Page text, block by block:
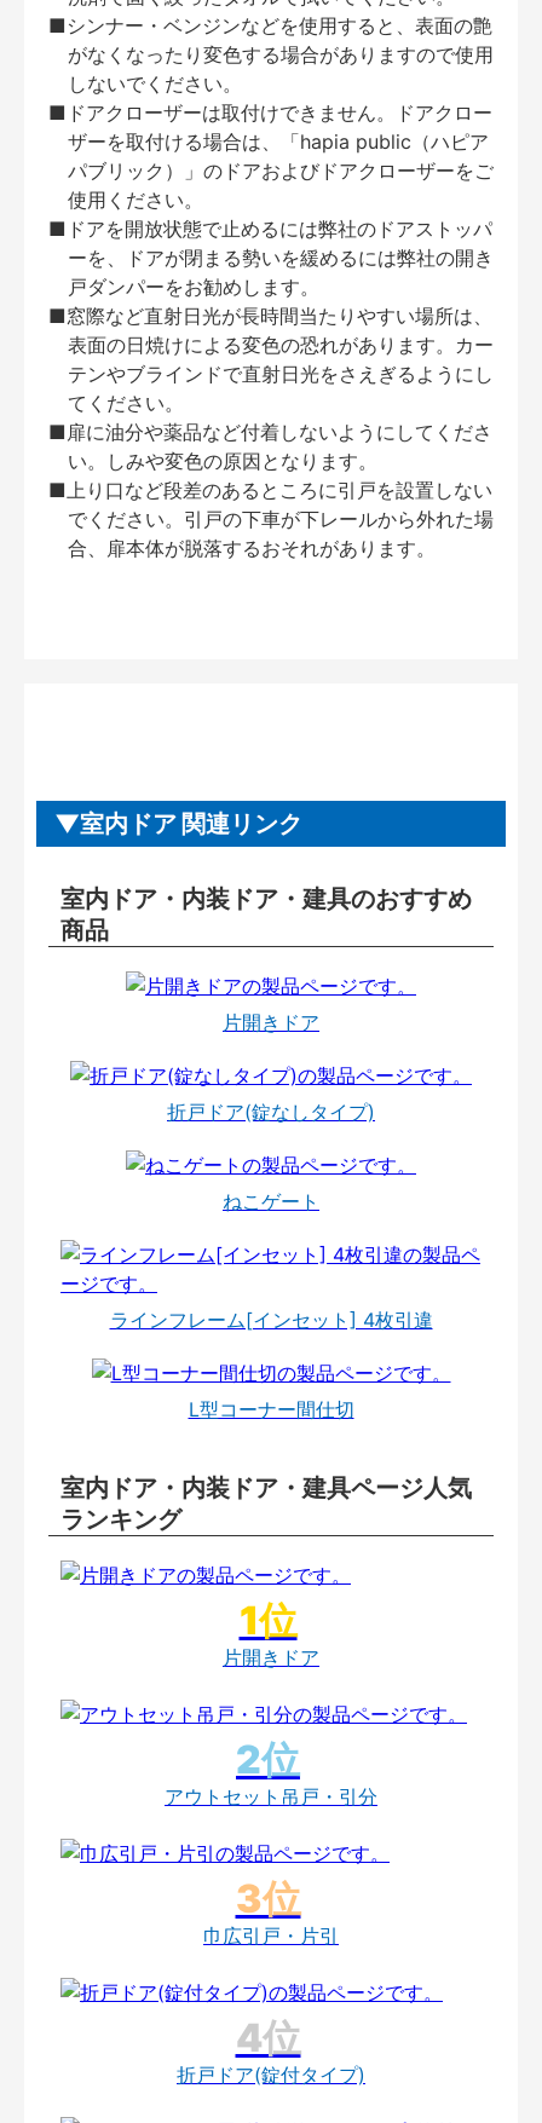
■シンナー・ベンジンなどを使用すると、表面の艶
がなくなったり変色する場合がありますので使用
しないでください。
■ドアクローザーは取付けできません。ドアクロー
ザーを取付ける場合は、「hapia public（ハピア
パブリック）」のドアおよびドアクローザーをご
使用ください。
■ドアを開放状態で止めるには弊社のドアストッパ
ーを、ドアが閉まる勢いを緩めるには弊社の開き
戸ダンパーをお勧めします。
■窓際など直射日光が長時間当たりやすい場所は、
表面の日焼けによる変色の恐れがあります。カー
テンやブラインドで直射日光をさえぎるようにし
てください。
■扉に油分や薬品など付着しないようにしてくださ
い。しみや変色の原因となります。
■上り口など段差のあるところに引戸を設置しない
でください。引戸の下車が下レールから外れた場
合、扉本体が脱落するおそれがあります。
室内ドア 関連リンク
室内ドア・内装ドア・建具のおすすめ
商品
片開きドア
折戸ドア(錠なしタイプ)
ねこゲート
ラインフレーム[インセット] 4枚引違
L型コーナー間仕切
室内ドア・内装ドア・建具ページ人気
ランキング
片開きドア
アウトセット吊戸・引分
巾広引戸・片引
折戸ドア(錠付タイプ)